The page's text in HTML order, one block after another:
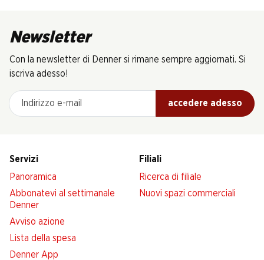
Newsletter
Con la newsletter di Denner si rimane sempre aggiornati. Si
iscriva adesso!
Indirizzo e-mail
accedere adesso
Servizi
Panoramica
Abbonatevi al settimanale
Denner
Avviso azione
Lista della spesa
Denner App
Filiali
Ricerca di filiale
Nuovi spazi commerciali